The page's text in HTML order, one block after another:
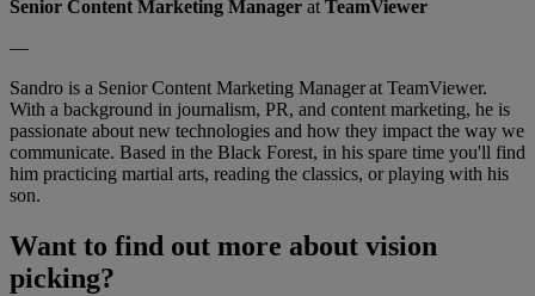
Senior Content Marketing Manager at TeamViewer
—
Sandro is a Senior Content Marketing Manager at TeamViewer.
With a background in journalism, PR, and content marketing, he is
passionate about new technologies and how they impact the way we
communicate. Based in the Black Forest, in his spare time you'll find
him practicing martial arts, reading the classics, or playing with his
son.
Want to find out more about vision
picking?